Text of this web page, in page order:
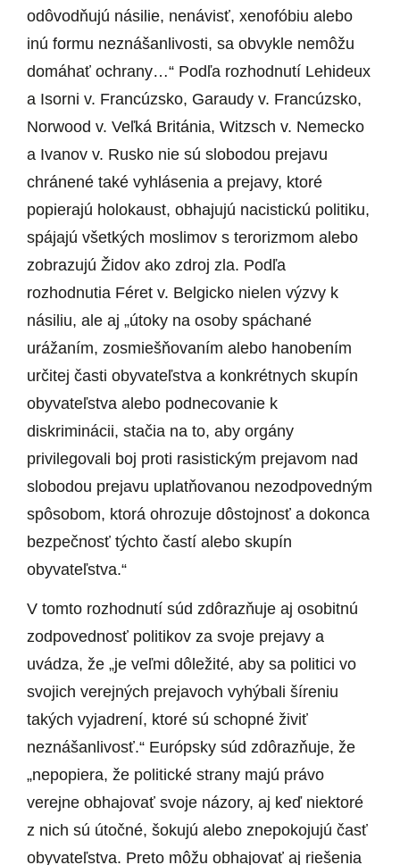
odôvodňujú násilie, nenávisť, xenofóbiu alebo
inú formu neznášanlivosti, sa obvykle nemôžu
domáhať ochrany…“ Podľa rozhodnutí Lehideux
a Isorni v. Francúzsko, Garaudy v. Francúzsko,
Norwood v. Veľká Británia, Witzsch v. Nemecko
a Ivanov v. Rusko nie sú slobodou prejavu
chránené také vyhlásenia a prejavy, ktoré
popierajú holokaust, obhajujú nacistickú politiku,
spájajú všetkých moslimov s terorizmom alebo
zobrazujú Židov ako zdroj zla. Podľa
rozhodnutia Féret v. Belgicko nielen výzvy k
násiliu, ale aj „útoky na osoby spáchané
urážaním, zosmiešňovaním alebo hanobením
určitej časti obyvateľstva a konkrétnych skupín
obyvateľstva alebo podnecovanie k
diskriminácii, stačia na to, aby orgány
privilegovali boj proti rasistickým prejavom nad
slobodou prejavu uplatňovanou nezodpovedným
spôsobom, ktorá ohrozuje dôstojnosť a dokonca
bezpečnosť týchto častí alebo skupín
obyvateľstva.“
V tomto rozhodnutí súd zdôrazňuje aj osobitnú
zodpovednosť politikov za svoje prejavy a
uvádza, že „je veľmi dôležité, aby sa politici vo
svojich verejných prejavoch vyhýbali šíreniu
takých vyjadrení, ktoré sú schopné živiť
neznášanlivosť.“ Európsky súd zdôrazňuje, že
„nepopiera, že politické strany majú právo
verejne obhajovať svoje názory, aj keď niektoré
z nich sú útočné, šokujú alebo znepokojujú časť
obyvateľstva. Preto môžu obhajovať aj riešenia